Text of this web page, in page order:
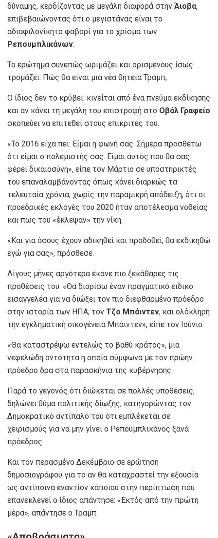
δύναμης, κερδίζοντας με μεγάλη διαφορά στην Άιοβα,
επιβεβαιώνοντας ότι ο μεγιστάνας είναι το
αδιαφιλονίκητο φαβορί για το χρίσμα των
Ρεπουμπλικάνων.
Το ερώτημα συνεπώς ωριμάζει και ορισμένους ίσως
τρομάζει: Πώς θα είναι μια νέα θητεία Τραμπ;
Ο ίδιος δεν το κρύβει: κινείται από ένα πνεύμα εκδίκησης
και αν κάνει τη μεγάλη του επιστροφή στο Οβάλ Γραφείο
σκοπεύει να επιτεθεί στους επικριτές του.
«Το 2016 είχα πει: Είμαι η φωνή σας. Σήμερα προσθέτω
ότι είμαι ο πολεμιστής σας. Είμαι αυτός που θα σας
φέρει δικαιοσύνη», είπε τον Μάρτιο σε υποστηρικτές
του επαναλαμβάνοντας όπως κάνει διαρκώς τα
τελευταία χρόνια, χωρίς την παραμικρή απόδειξη, ότι οι
προεδρικές εκλογές του 2020 ήταν αποτέλεσμα νοθείας
και πως του «έκλεψαν» την νίκη.
«Και για όσους έχουν αδικηθεί και προδοθεί, θα εκδικηθώ
εγώ για σας», πρόσθεσε.
Λίγους μήνες αργότερα έκανε πιο ξεκάθαρες τις
προθέσεις του. «Θα διορίσω έναν πραγματικό ειδικό
εισαγγελέα για να διώξει τον πιο διεφθαρμένο πρόεδρο
στην ιστορία των ΗΠΑ, τον Τζο Μπάιντεν, και ολόκληρη
την εγκληματική οικογένεια Μπάιντεν», είπε τον Ιούνιο.
«Θα καταστρέψω εντελώς το βαθύ κράτος», μια
νεφελώδη οντότητα η οποία σύμφωνα με τον πρώην
πρόεδρο δρα στα παρασκήνια της κυβέρνησης.
Παρά το γεγονός ότι διώκεται σε πολλές υποθέσεις,
δηλώνει θύμα πολιτικής δίωξης, κατηγορώντας τον
Δημοκρατικό αντίπαλό του ότι εμπλέκεται σε
χειρισμούς για να μην γίνει ο Ρεπουμπλικάνος ξανά
πρόεδρος.
Και τον περασμένο Δεκέμβριο σε ερώτηση
δημοσιογράφου για το αν θα καταχραστεί την εξουσία
ως αντίποινα εναντίον κάποιου στην περίπτωση που
επανεκλεγεί ο ίδιος απάντησε: «Εκτός από την πρώτη
μέρα», απάντησε ο Τραμπ.